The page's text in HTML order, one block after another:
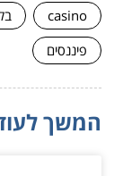
casino
פיננסים
המשך